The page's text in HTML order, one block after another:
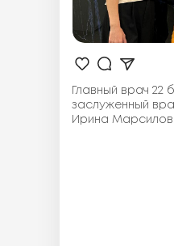
Главный врач 22
заслуженный
Ирина